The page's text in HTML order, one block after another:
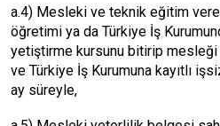
a.4) Mesleki ve teknik eğitim
öğretimi ya da Türkiye İş
yetiştirme kursunu bitirip mesleği
ve Türkiye İş Kurumuna kayıtlı
ay süreyle,